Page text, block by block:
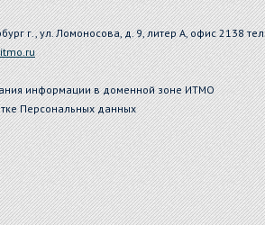
г., ул. Ломоносова, д. 9, литер А, офис 2138
информации в доменной зоне ИТМО
Персональных данных